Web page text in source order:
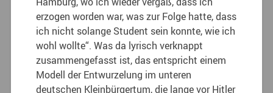
erzogen worden war, was zur Folge hatte, dass
ich nicht solange Student sein konnte, wie ich
wohl wollte“. Was da lyrisch verknappt
zusammengefasst ist, das entspricht einem
Modell der Entwurzelung im unteren
deutschen Kleinbürgertum, die lange vor Hitler